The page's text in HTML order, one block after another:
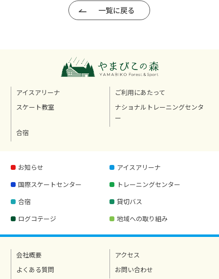
一覧に戻る
アイスアリーナ
ご利用にあたって
スケート教室
ナショナルトレーニングセンタ
ー
合宿
お知らせ
アイスアリーナ
国際スケートセンター
トレーニングセンター
合宿
貸切バス
ログコテージ
地域への取り組み
会社概要
アクセス
よくある質問
お問い合わせ